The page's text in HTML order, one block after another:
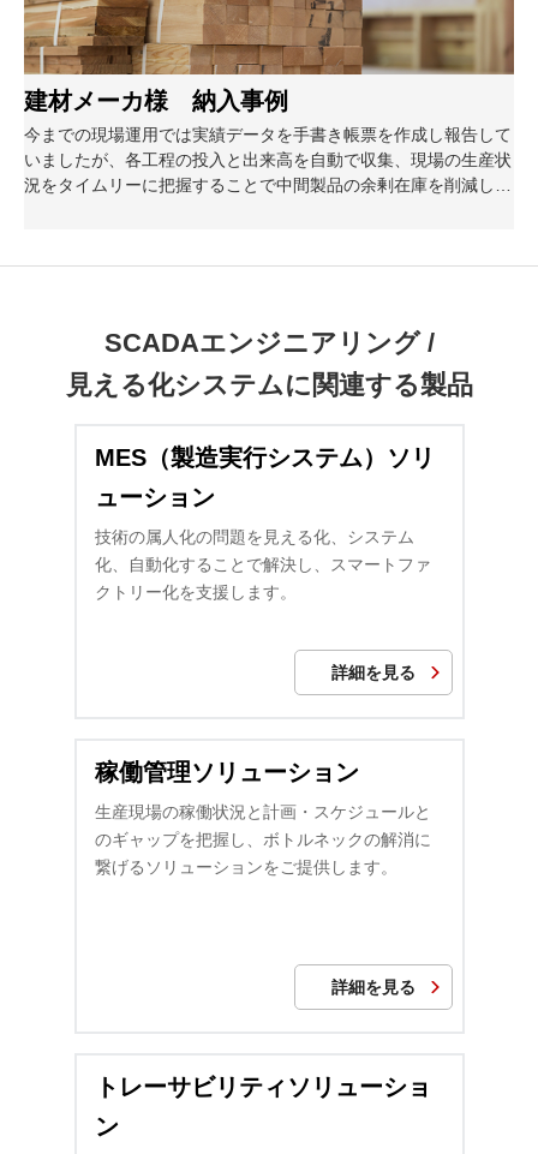
建材メーカ様 納入事例
今までの現場運用では実績データを手書き帳票を作成し報告して
いましたが、各工程の投入と出来高を自動で収集、現場の生産状
況をタイムリーに把握することで中間製品の余剰在庫を削減しま
SCADAエンジニアリング /
見える化システムに関連する製品
MES（製造実行システム）ソリ
ューション
技術の属人化の問題を見える化、システム
化、自動化することで解決し、スマートファ
クトリー化を支援します。
詳細を見る
稼働管理ソリューション
生産現場の稼働状況と計画・スケジュールと
のギャップを把握し、ボトルネックの解消に
繋げるソリューションをご提供します。
詳細を見る
トレーサビリティソリューショ
ン